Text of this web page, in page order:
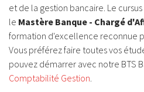
et de la gestion bancaire. Le
le Mastère Banque - Chargé
formation d'excellence reconnue
Vous préférez faire toutes vos
pouvez démarrer avec notre BTS
Comptabilité Gestion.